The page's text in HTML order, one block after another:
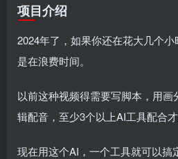
项目介绍
2024年了，如果你还在花大几个
是在浪费时间。
以前这种视频得需要写脚本，用
辑配音，至少3个以上AI工具配合才
现在用这个AI，一个工具就可以搞